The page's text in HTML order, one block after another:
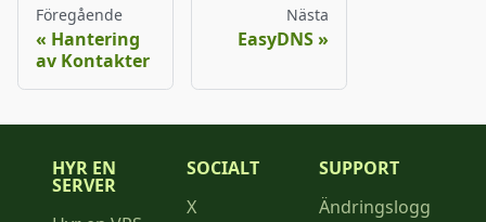
Föregående
Hantering
av Kontakter
Nästa
EasyDNS
HYR EN
SERVER
SOCIALT
X
SUPPORT
Ändringslogg